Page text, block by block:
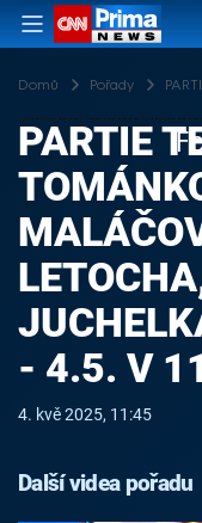
Domů Pořady
PARTIE
- 4.5. V
4. kvě 2025, 11:45
Další videa pořadu